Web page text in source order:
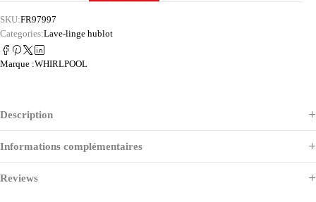
SKU:FR97997
Categories:Lave-linge hublot
Marque :WHIRLPOOL
Description
Informations complémentaires
Reviews